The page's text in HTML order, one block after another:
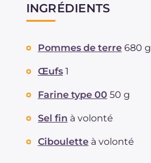
INGRÉDIENTS
Pommes de terre 680 g
Œufs 1
Farine type 00 50 g
Sel fin à volonté
Ciboulette à volonté